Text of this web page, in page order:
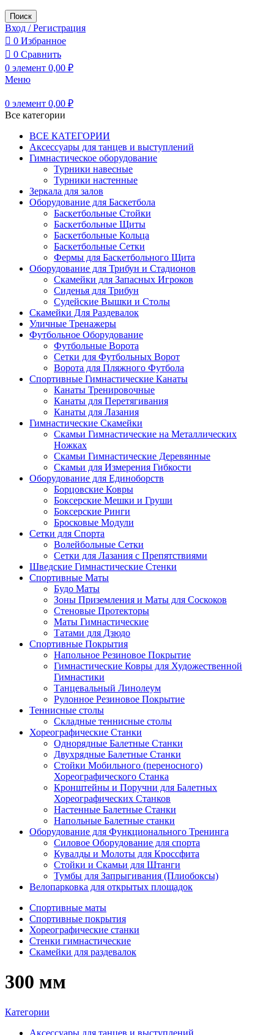
Поиск
Вход / Регистрация
0 Избранное
0 Сравнить
0 элемент 0,00 ₽
Меню
0 элемент 0,00 ₽
Все категории
ВСЕ КАТЕГОРИИ
Аксессуары для танцев и выступлений
Гимнастическое оборудование
Турники навесные
Турники настенные
Зеркала для залов
Оборудование для Баскетбола
Баскетбольные Стойки
Баскетбольные Щиты
Баскетбольные Кольца
Баскетбольные Сетки
Фермы для Баскетбольного Щита
Оборудование для Трибун и Стадионов
Скамейки для Запасных Игроков
Сиденья для Трибун
Судейские Вышки и Столы
Скамейки Для Раздевалок
Уличные Тренажеры
Футбольное Оборудование
Футбольные Ворота
Сетки для Футбольных Ворот
Ворота для Пляжного Футбола
Спортивные Гимнастические Канаты
Канаты Тренировочные
Канаты для Перетягивания
Канаты для Лазания
Гимнастические Скамейки
Скамьи Гимнастические на Металлических
Ножках
Скамьи Гимнастические Деревянные
Скамьи для Измерения Гибкости
Оборудование для Единоборств
Борцовские Ковры
Боксерские Мешки и Груши
Боксерские Ринги
Бросковые Модули
Сетки для Спорта
Волейбольные Сетки
Сетки для Лазания с Препятствиями
Шведские Гимнастические Стенки
Спортивные Маты
Будо Маты
Зоны Приземления и Маты для Соскоков
Стеновые Протекторы
Маты Гимнастические
Татами для Дзюдо
Спортивные Покрытия
Напольное Резиновое Покрытие
Гимнастические Ковры для Художественной
Гимнастики
Танцевальный Линолеум
Рулонное Резиновое Покрытие
Теннисные столы
Складные теннисные столы
Хореографические Станки
Однорядные Балетные Станки
Двухрядные Балетные Станки
Стойки Мобильного (переносного)
Хореографического Станка
Кронштейны и Поручни для Балетных
Хореографических Станков
Настенные Балетные Станки
Напольные Балетные станки
Оборудование для Функционального Тренинга
Силовое Оборудование для спорта
Кувалды и Молоты для Кроссфита
Стойки и Скамьи для Штанги
Тумбы для Запрыгивания (Плиобоксы)
Велопарковка для открытых площадок
Спортивные маты
Спортивные покрытия
Хореографические станки
Стенки гимнастические
Скамейки для раздевалок
300 мм
Категории
Аксессуары для танцев и выступлений